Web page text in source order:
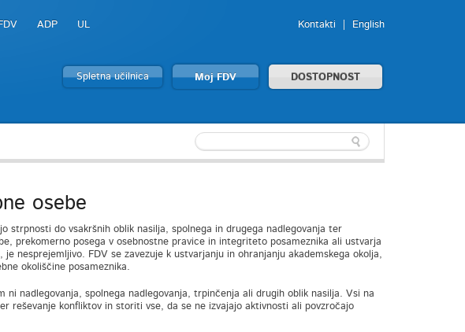
ADP UL Kontakti English
Spletna učilnica Moj FDV DOSTOPNOST
osebe
strpnosti do vsakršnih oblik nasilja, spolnega in drugega nadlegovanja ter
prekomerno posega v osebnostne pravice in integriteto posameznika ali ustvarja
nesprejemljivo. FDV se zavezuje k ustvarjanju in ohranjanju akademskega okolja,
okoliščine posameznika.
nadlegovanja, spolnega nadlegovanja, trpinčenja ali drugih oblik nasilja. Vsi na
reševanje konfliktov in storiti vse, da se ne izvajajo aktivnosti ali povzročajo